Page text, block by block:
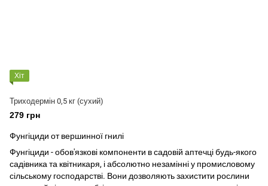
Хіт
Триходермін 0,5 кг (сухий)
279 грн
Фунгіциди от вершинної гнилі
Фунгіциди - обов'язкові компоненти в садовій аптечці будь-якого
садівника та квітникаря, і абсолютно незамінні у промисловому
сільському господарстві. Вони дозволяють захистити рослини